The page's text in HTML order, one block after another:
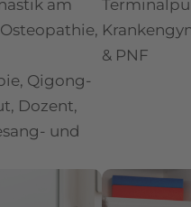
am
Qigong-
Dozent,
und
& PNF